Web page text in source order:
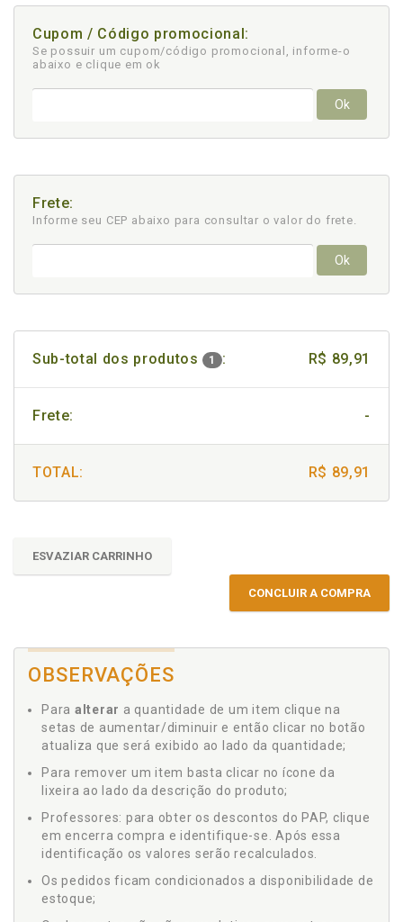
Cupom / Código promocional:
Se possuir um cupom/código promocional, informe-o
abaixo e clique em ok
Ok
Frete:
Informe seu CEP abaixo para consultar o valor do frete.
Ok
Sub-total dos produtos 1 : R$ 89,91
Frete: -
TOTAL: R$ 89,91
ESVAZIAR CARRINHO
CONCLUIR A COMPRA
OBSERVAÇÕES
Para alterar a quantidade de um item clique na
setas de aumentar/diminuir e então clicar no botão
atualiza que será exibido ao lado da quantidade;
Para remover um item basta clicar no ícone da
lixeira ao lado da descrição do produto;
Professores: para obter os descontos do PAP, clique
em encerra compra e identifique-se. Após essa
identificação os valores serão recalculados.
Os pedidos ficam condicionados a disponibilidade de
estoque;